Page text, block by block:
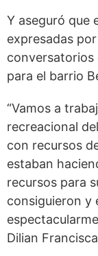
Y aseguró que
expresadas
conversatorios
para el barrio
“Vamos a
recreacional
con recursos
estaban
recursos para
consiguieron y
Dilian